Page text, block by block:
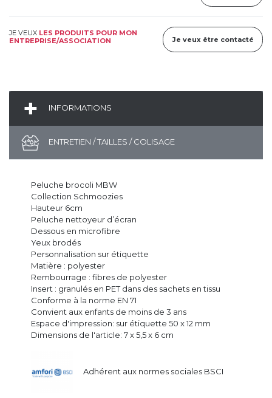
JE VEUX LES PRODUITS POUR MON
ENTREPRISE/ASSOCIATION
Je veux être contacté
INFORMATIONS
ENTRETIEN / TAILLES / COLISAGE
Peluche brocoli MBW
Collection Schmoozies
Hauteur 6cm
Peluche nettoyeur d’écran
Dessous en microfibre
Yeux brodés
Personnalisation sur étiquette
Matière : polyester
Rembourrage : fibres de polyester
Insert : granulés en PET dans des sachets en tissu
Conforme à la norme EN 71
Convient aux enfants de moins de 3 ans
Espace d'impression: sur étiquette 50 x 12 mm
Dimensions de l'article: 7 x 5,5 x 6 cm
Adhérent aux normes sociales BSCI